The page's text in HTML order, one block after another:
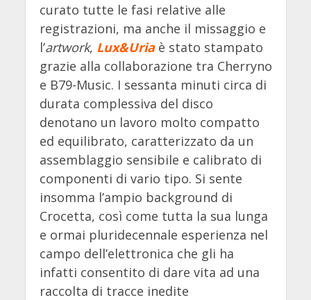
curato tutte le fasi relative alle
registrazioni, ma anche il missaggio e
l’artwork, Lux&Uriaè stato stampato
grazie alla collaborazione tra Cherryno
e B79-Music. I sessanta minuti circa di
durata complessiva del disco
denotano un lavoro molto compatto
ed equilibrato, caratterizzato da un
assemblaggio sensibile e calibrato di
componenti di vario tipo. Si sente
insomma l’ampio background di
Crocetta, così come tutta la sua lunga
e ormai pluridecennale esperienza nel
campo dell’elettronica che gli ha
infatti consentito di dare vita ad una
raccolta di tracce inedite